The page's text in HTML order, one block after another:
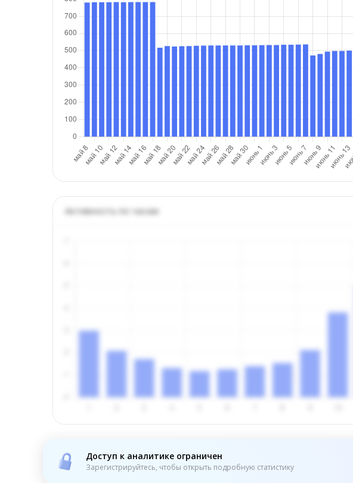
Активность по часам
Доступ к аналитике ограничен
Зарегистрируйтесь, чтобы открыть подробную статистику